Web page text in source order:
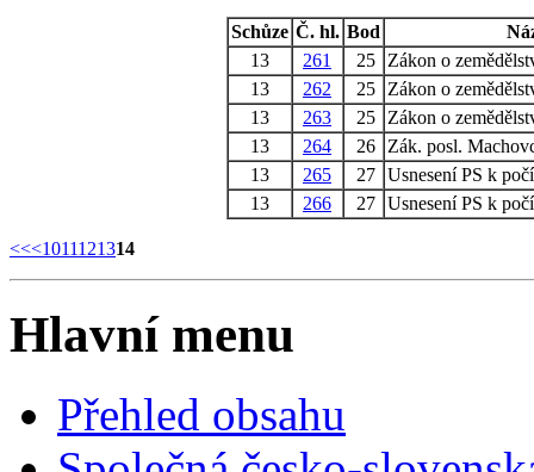
Schůze Č. hl. Bod
13
261 25
Zákon o
13
262 25
Zákon o
13
263 25
Zákon o
13
264 26
Zák. posl.
13
265 27 Usnesení PS k
13
266 27 Usnesení PS k
<<<1011121314
Hlavní menu
Přehled obsahu